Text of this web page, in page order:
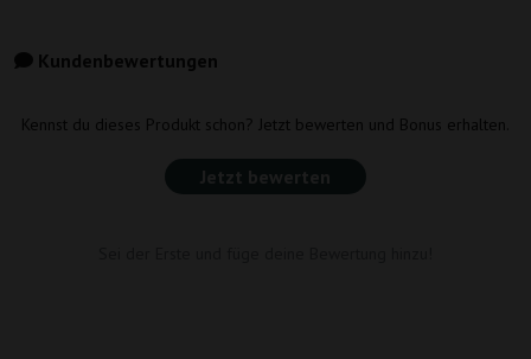
Kundenbewertungen
Kennst du dieses Produkt schon? Jetzt bewerten und Bonus erhalten.
Jetzt bewerten